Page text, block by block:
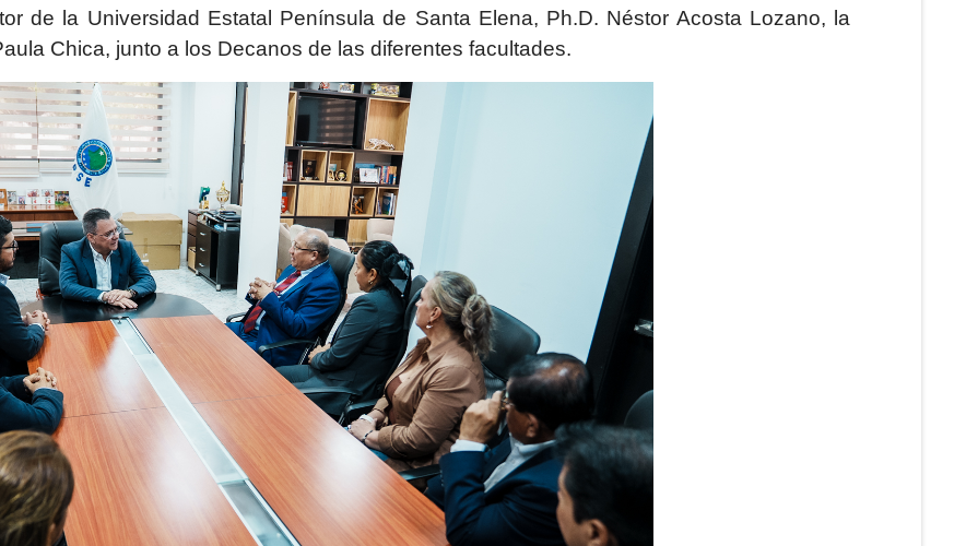
de la Universidad Estatal Península de Santa Elena, Ph.D. Néstor Acosta Lozano, la
Chica, junto a los Decanos de las diferentes facultades.